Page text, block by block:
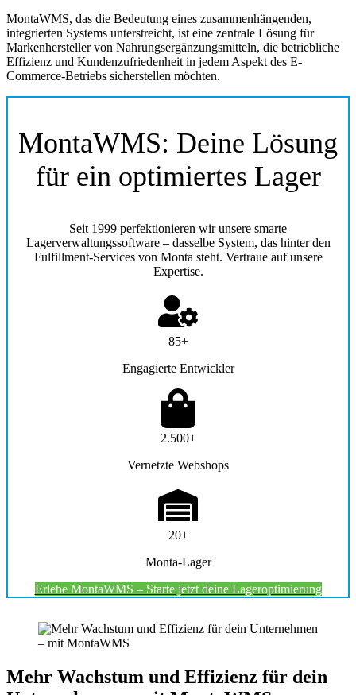
MontaWMS, das die Bedeutung eines zusammenhängenden,
integrierten Systems unterstreicht, ist eine zentrale Lösung für
Markenhersteller von Nahrungsergänzungsmitteln, die betriebliche
Effizienz und Kundenzufriedenheit in jedem Aspekt des E-
Commerce-Betriebs sicherstellen möchten.
MontaWMS: Deine Lösung
für ein optimiertes Lager
Seit 1999 perfektionieren wir unsere smarte
Lagerverwaltungssoftware – dasselbe System, das hinter den
Fulfillment-Services von Monta steht. Vertraue auf unsere
Expertise.
85+
Engagierte Entwickler
2.500+
Vernetzte Webshops
20+
Monta-Lager
Erlebe MontaWMS – Starte jetzt deine Lageroptimierung
Mehr Wachstum und Effizienz für dein